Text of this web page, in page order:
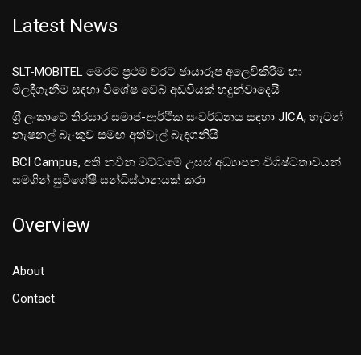
Latest News
SLT-MOBITEL මෙරට ප්‍රථම වරට ඡායාරූප අලෙවිකිරීම හා
මිලදීගැනීම සඳහා විශේෂ වෙබ් අඩවියක් හදුන්වාදෙයි
ශ‍්‍රී ලංකාවේ තිරසාර සමාජ-ආර්ථික සංවර්ධනය සඳහා JICA, හැටන්
නැෂනල් බැංකුව සමඟ අත්වැල් බැඳගනියි
BCI Campus, අති නවීන මට්ටමේ උසස් අධ්‍යාපන විශිෂ්ටතාවයන්
සමගින් සුවිශේෂී සන්ධිස්ථානයක් කරා
Overview
About
Contact